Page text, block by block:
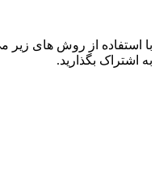
با استفاده از روش های زیر
به اشتراک بگذارید.